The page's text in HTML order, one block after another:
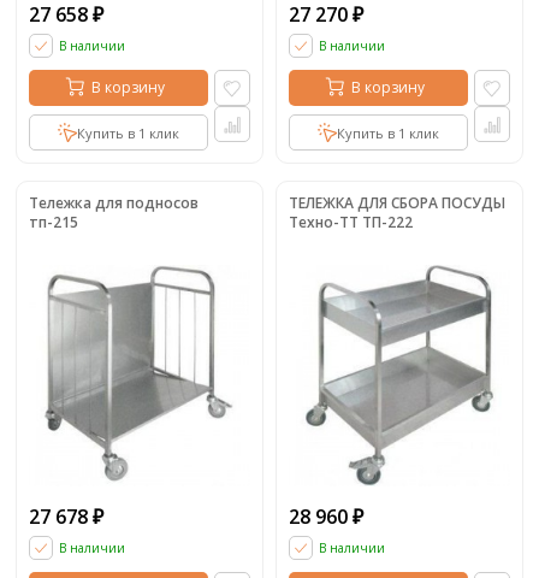
27 658 ₽
В наличии
В корзину
Купить в 1 клик
27 270 ₽
В наличии
В корзину
Купить в 1 клик
Тележка для подносов
тп-215
27 678 ₽
В наличии
ТЕЛЕЖКА ДЛЯ СБОРА ПОСУДЫ
Техно-ТТ ТП-222
28 960 ₽
В наличии